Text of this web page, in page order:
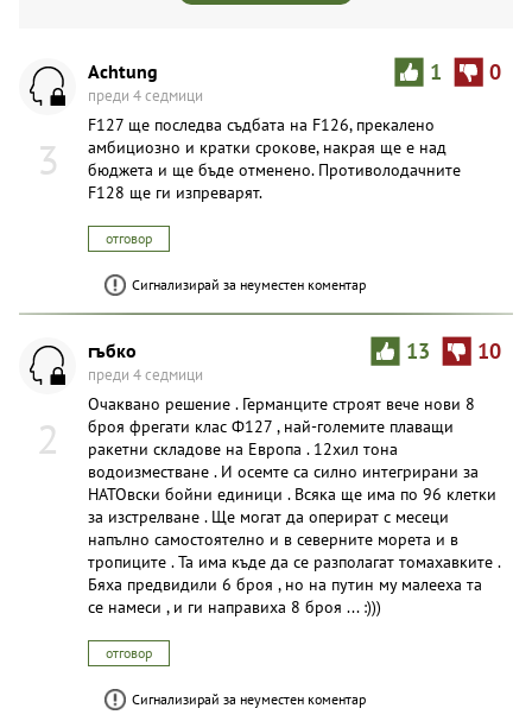
3
1 0
Achtung
преди 4 седмици
F127 ще последва съдбата на F126, прекалено
амбициозно и кратки срокове, накрая ще е над
бюджета и ще бъде отменено. Противолодачните
F128 ще ги изпреварят.
отговор
Сигнализирай за неуместен коментар
2
13 10
гъбко
преди 4 седмици
Очаквано решение . Германците строят вече нови 8
броя фрегати клас Ф127 , най-големите плаващи
ракетни складове на Европа . 12хил тона
водоизместване . И осемте са силно интегрирани за
НАТОвски бойни единици . Всяка ще има по 96 клетки
за изстрелване . Ще могат да оперират с месеци
напълно самостоятелно и в северните морета и в
тропиците . Та има къде да се разполагат томахавките .
Бяха предвидили 6 броя , но на путин му малееха та
се намеси , и ги направиха 8 броя ... :)))
отговор
Сигнализирай за неуместен коментар